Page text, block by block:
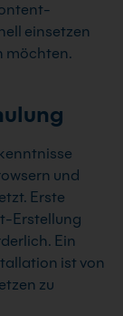
einsetzen
möchten.
und
Erste
Erstellung
Ein
ist von
zu